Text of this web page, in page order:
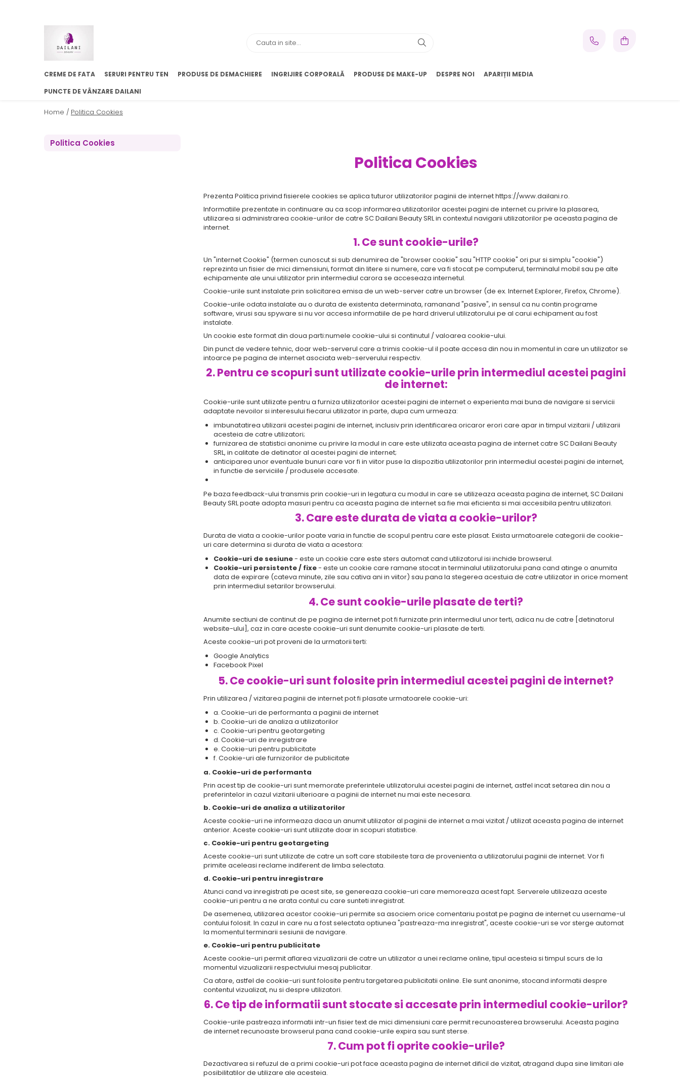
CREME DE FATA SERURI PENTRU TEN PRODUSE DE DEMACHIERE INGRIJIRE CORPORALĂ PRODUSE DE MAKE-UP DESPRE NOI
APARIȚII MEDIA
PUNCTE DE VÂNZARE DAILANI
Home / Politica Cookies
Politica Cookies
Prezenta Politica privind fisierele cookies se aplica tuturor utilizatorilor paginii de internet https://www.dailani.ro.
Informatiile prezentate in continuare au ca scop informarea utilizatorilor acestei pagini de internet cu privire la plasarea,
utilizarea si administrarea cookie-urilor de catre SC Dailani Beauty SRL in contextul navigarii utilizatorilor pe aceasta pagina de
internet.
1. Ce sunt cookie-urile?
Un "internet Cookie" (termen cunoscut si sub denumirea de "browser cookie" sau "HTTP cookie" ori pur si simplu "cookie")
reprezinta un fisier de mici dimensiuni, format din litere si numere, care va fi stocat pe computerul, terminalul mobil sau pe alte
echipamente ale unui utilizator prin intermediul carora se acceseaza internetul.
Cookie-urile sunt instalate prin solicitarea emisa de un web-server catre un browser (de ex. Internet Explorer, Firefox, Chrome).
Cookie-urile odata instalate au o durata de existenta determinata, ramanand "pasive", in sensul ca nu contin programe
software, virusi sau spyware si nu vor accesa informatiile de pe hard driverul utilizatorului pe al carui echipament au fost
instalate.
Un cookie este format din doua parti:numele cookie-ului si continutul / valoarea cookie-ului.
Din punct de vedere tehnic, doar web-serverul care a trimis cookie-ul il poate accesa din nou in momentul in care un utilizator se
intoarce pe pagina de internet asociata web-serverului respectiv.
2. Pentru ce scopuri sunt utilizate cookie-urile prin intermediul acestei pagini
de internet:
Cookie-urile sunt utilizate pentru a furniza utilizatorilor acestei pagini de internet o experienta mai buna de navigare si servicii
adaptate nevoilor si interesului fiecarui utilizator in parte, dupa cum urmeaza:
imbunatatirea utilizarii acestei pagini de internet, inclusiv prin identificarea oricaror erori care apar in timpul vizitarii / utilizarii
acesteia de catre utilizatori;
furnizarea de statistici anonime cu privire la modul in care este utilizata aceasta pagina de internet catre SC Dailani Beauty
SRL, in calitate de detinator al acestei pagini de internet;
anticiparea unor eventuale bunuri care vor fi in viitor puse la dispozitia utilizatorilor prin intermediul acestei pagini de internet,
in functie de serviciile / produsele accesate.
Pe baza feedback-ului transmis prin cookie-uri in legatura cu modul in care se utilizeaza aceasta pagina de internet, SC Dailani
Beauty SRL poate adopta masuri pentru ca aceasta pagina de internet sa fie mai eficienta si mai accesibila pentru utilizatori.
3. Care este durata de viata a cookie-urilor?
Durata de viata a cookie-urilor poate varia in functie de scopul pentru care este plasat. Exista urmatoarele categorii de cookie-
uri care determina si durata de viata a acestora:
Cookie-uri de sesiune- este un cookie care este sters automat cand utilizatorul isi inchide browserul.
Cookie-uri persistente / fixe- este un cookie care ramane stocat in terminalul utilizatorului pana cand atinge o anumita
data de expirare (cateva minute, zile sau cativa ani in viitor) sau pana la stegerea acestuia de catre utilizator in orice moment
prin intermediul setarilor browserului.
4. Ce sunt cookie-urile plasate de terti?
Anumite sectiuni de continut de pe pagina de internet pot fi furnizate prin intermediul unor terti, adica nu de catre [detinatorul
website-ului], caz in care aceste cookie-uri sunt denumite cookie-uri plasate de terti.
Aceste cookie-uri pot proveni de la urmatorii terti:
Google Analytics
Facebook Pixel
5. Ce cookie-uri sunt folosite prin intermediul acestei pagini de internet?
Prin utilizarea / vizitarea paginii de internet pot fi plasate urmatoarele cookie-uri:
a. Cookie-uri de performanta a paginii de internet
b. Cookie-uri de analiza a utilizatorilor
c. Cookie-uri pentru geotargeting
d. Cookie-uri de inregistrare
e. Cookie-uri pentru publicitate
f. Cookie-uri ale furnizorilor de publicitate
a. Cookie-uri de performanta
Prin acest tip de cookie-uri sunt memorate preferintele utilizatorului acestei pagini de internet, astfel incat setarea din nou a
preferintelor in cazul vizitarii ulterioare a paginii de internet nu mai este necesara.
b. Cookie-uri de analiza a utilizatorilor
Aceste cookie-uri ne informeaza daca un anumit utilizator al paginii de internet a mai vizitat / utilizat aceasta pagina de internet
anterior. Aceste cookie-uri sunt utilizate doar in scopuri statistice.
c. Cookie-uri pentru geotargeting
Aceste cookie-uri sunt utilizate de catre un soft care stabileste tara de provenienta a utilizatorului paginii de internet. Vor fi
primite aceleasi reclame indiferent de limba selectata.
d. Cookie-uri pentru inregistrare
Atunci cand va inregistrati pe acest site, se genereaza cookie-uri care memoreaza acest fapt. Serverele utilizeaza aceste
cookie-uri pentru a ne arata contul cu care sunteti inregistrat.
De asemenea, utilizarea acestor cookie-uri permite sa asociem orice comentariu postat pe pagina de internet cu username-ul
contului folosit. In cazul in care nu a fost selectata optiunea "pastreaza-ma inregistrat", aceste cookie-uri se vor sterge automat
la momentul terminarii sesiunii de navigare.
e. Cookie-uri pentru publicitate
Aceste cookie-uri permit aflarea vizualizarii de catre un utilizator a unei reclame online, tipul acesteia si timpul scurs de la
momentul vizualizarii respectviului mesaj publicitar.
Ca atare, astfel de cookie-uri sunt folosite pentru targetarea publicitatii online. Ele sunt anonime, stocand informatii despre
contentul vizualizat, nu si despre utilizatori.
6. Ce tip de informatii sunt stocate si accesate prin intermediul cookie-urilor?
Cookie-urile pastreaza informatii intr-un fisier text de mici dimensiuni care permit recunoasterea browserului. Aceasta pagina
de internet recunoaste browserul pana cand cookie-urile expira sau sunt sterse.
7. Cum pot fi oprite cookie-urile?
Dezactivarea si refuzul de a primi cookie-uri pot face aceasta pagina de internet dificil de vizitat, atragand dupa sine limitari ale
posibilitatilor de utilizare ale acesteia.
Politica Cookies